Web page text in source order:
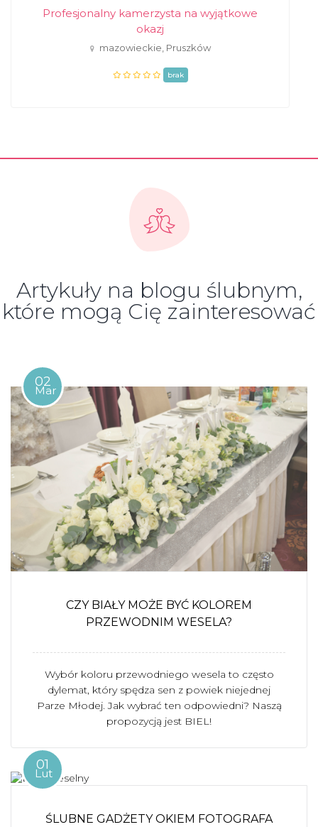
Profesjonalny kamerzysta na wyjątkowe
okazj
mazowieckie, Pruszków
brak
Artykuły na blogu ślubnym,
które mogą Cię zainteresować
02
Mar
CZY BIAŁY MOŻE BYĆ KOLOREM
PRZEWODNIM WESELA?
Wybór koloru przewodniego wesela to często
dylemat, który spędza sen z powiek niejednej
Parze Młodej. Jak wybrać ten odpowiedni? Naszą
propozycją jest BIEL!
01
Lut
ŚLUBNE GADŻETY OKIEM FOTOGRAFA